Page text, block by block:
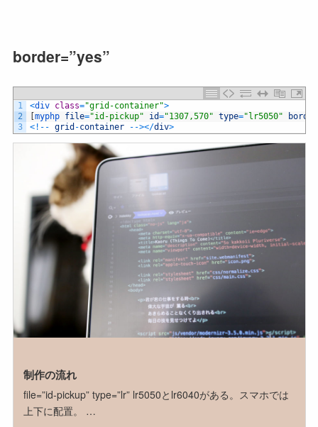
border=”yes”
1
2
3
<div class="grid-container">
[myphp file="id-pickup" id="1307,570" type="lr5050" border
<! -- grid -container --></div>
制作の流れ
file=”id-pickup” type=”lr” lr5050とlr6040がある。スマホでは
上下に配置。 …